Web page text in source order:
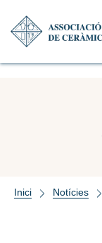
Inici Notícies